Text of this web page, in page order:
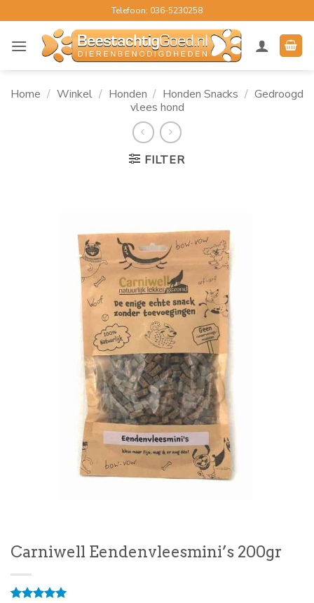
naar
inhoud
Telefoon: 036-5230258
Home / Winkel / Honden / Honden Snacks / Gedroogd
vlees hond
FILTER
Carniwell Eendenvleesmini’s 200gr